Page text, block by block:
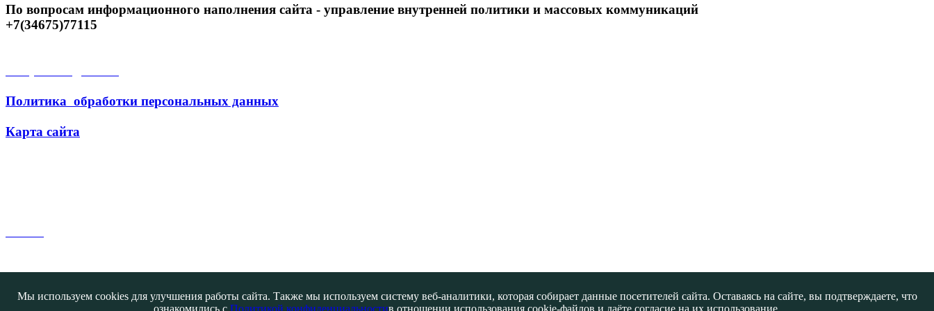
По вопросам информационного наполнения сайта - управление внутренней политики и массовых коммуникаций
+7(34675)77115
Политика обработки персональных данных
Карта сайта
Мы используем cookies для улучшения работы сайта. Также мы используем систему веб-аналитики, которая собирает данные посетителей сайта. Оставаясь на сайте, вы подтверждаете, что
ознакомились с Политикой конфиденциальностив отношении использования cookie-файлов и даёте согласие на их использование.